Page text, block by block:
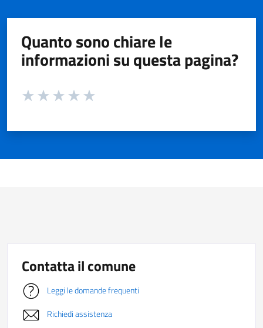
Quanto sono chiare le
informazioni su questa pagina?
Valuta da 1 a 5 stelle la pagina
Contatta il comune
Leggi le domande frequenti
Richiedi assistenza